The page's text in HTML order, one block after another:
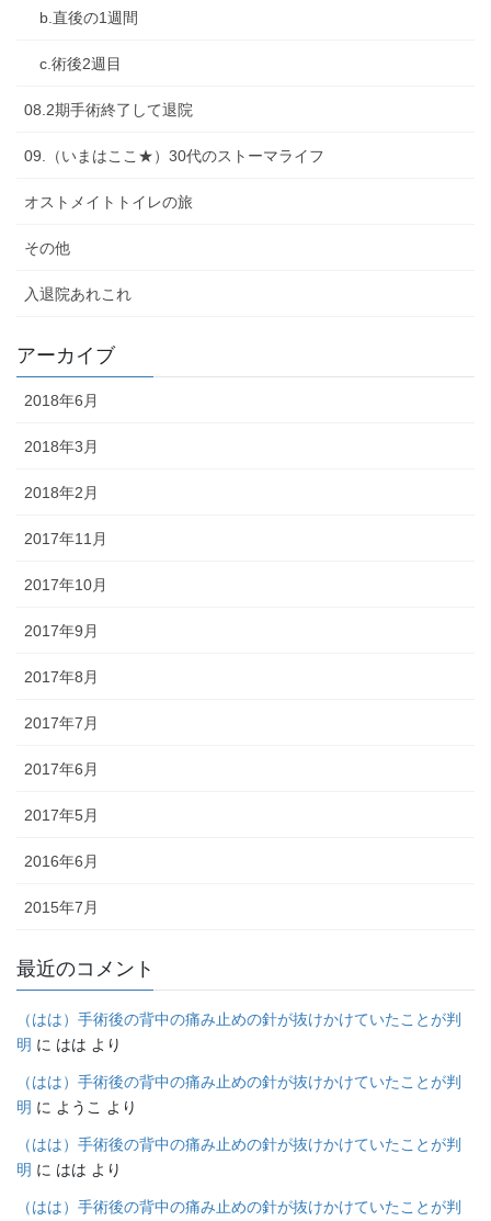
b.直後の1週間
c.術後2週目
08.2期手術終了して退院
09.（いまはここ★）30代のストーマライフ
オストメイトトイレの旅
その他
入退院あれこれ
アーカイブ
2018年6月
2018年3月
2018年2月
2017年11月
2017年10月
2017年9月
2017年8月
2017年7月
2017年6月
2017年5月
2016年6月
2015年7月
最近のコメント
（はは）手術後の背中の痛み止めの針が抜けかけていたことが判
明 に はは より
（はは）手術後の背中の痛み止めの針が抜けかけていたことが判
明 に ようこ より
（はは）手術後の背中の痛み止めの針が抜けかけていたことが判
明 に はは より
（はは）手術後の背中の痛み止めの針が抜けかけていたことが判